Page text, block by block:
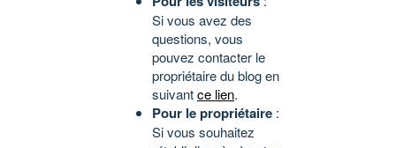
Si vous avez des
questions, vous
pouvez contacter le
propriétaire du blog en
suivantce lien.
Pour le propriétaire :
Si vous souhaitez